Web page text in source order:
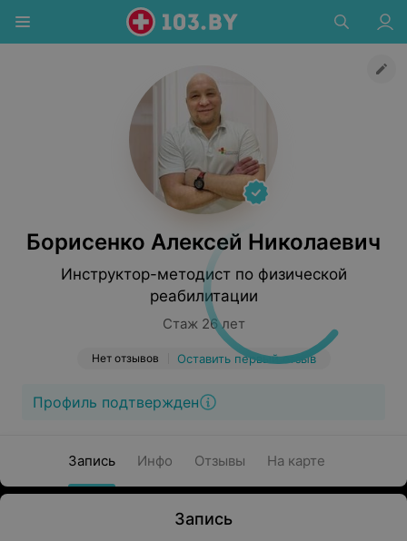
Борисенко Алексей Николаевич
Инструктор-методист по физической
реабилитации
Стаж 26 лет
Нет отзывов Оставить первый отзыв
Профиль подтвержден
Запись Инфо Отзывы На карте
Запись